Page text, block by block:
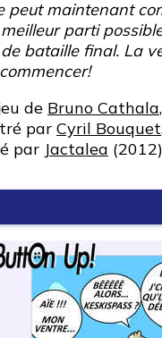
peut maintenant
parti
bataille final. La
de Bruno Cathala,
par Cyril Bouquet
par Jactalea (2012)